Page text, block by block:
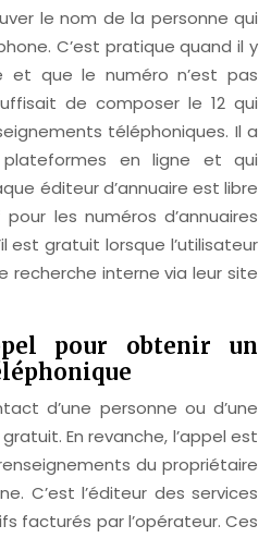
le nom de la personne qui
C’est pratique quand il y
et que le numéro n’est pas
de composer le 12 qui
téléphoniques. Il a
en ligne et qui
éditeur d’annuaire est libre
les numéros d’annuaires
est gratuit lorsque l’utilisateur
recherche interne via leur site
pour obtenir un
d’une personne ou d’une
En revanche, l’appel est
du propriétaire
C’est l’éditeur des services
facturés par l’opérateur. Ces